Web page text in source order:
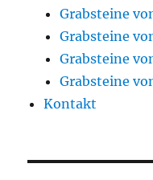
Grabsteine
Grabsteine
Grabsteine
Grabsteine
Kontakt